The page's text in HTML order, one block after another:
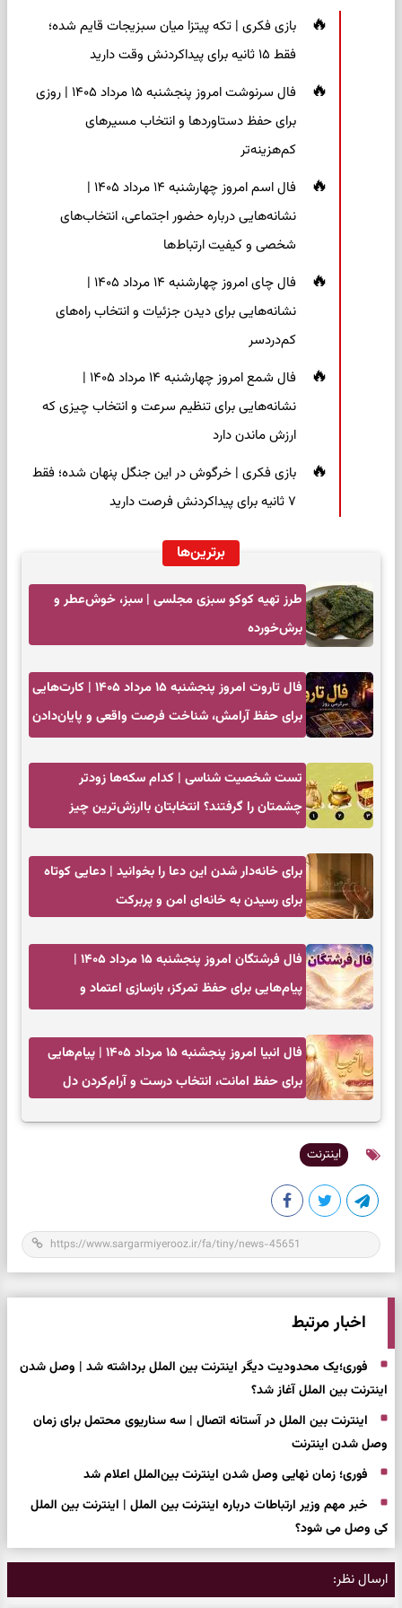
بازی فکری | تکه پیتزا میان سبزیجات قایم شده؛
فقط ۱۵ ثانیه برای پیداکردنش وقت دارید
فال سرنوشت امروز پنجشنبه ۱۵ مرداد ۱۴۰۵ | روزی
برای حفظ دستاوردها و انتخاب مسیرهای
کم‌هزینه‌تر
فال اسم امروز چهارشنبه ۱۴ مرداد ۱۴۰۵ |
نشانه‌هایی درباره حضور اجتماعی، انتخاب‌های
شخصی و کیفیت ارتباط‌ها
فال چای امروز چهارشنبه ۱۴ مرداد ۱۴۰۵ |
نشانه‌هایی برای دیدن جزئیات و انتخاب راه‌های
کم‌دردسر
فال شمع امروز چهارشنبه ۱۴ مرداد ۱۴۰۵ |
نشانه‌هایی برای تنظیم سرعت و انتخاب چیزی که
ارزش ماندن دارد
بازی فکری | خرگوش در این جنگل پنهان شده؛ فقط
۷ ثانیه برای پیداکردنش فرصت دارید
برترین‌ها
طرز تهیه کوکو سبزی مجلسی | سبز، خوش‌عطر و
برش‌خورده
فال تاروت امروز پنجشنبه ۱۵ مرداد ۱۴۰۵ | کارت‌هایی
برای حفظ آرامش، شناخت فرصت واقعی و پایان‌دادن
تست شخصیت شناسی | کدام سکه‌ها زودتر
چشمتان را گرفتند؟ انتخابتان باارزش‌ترین چیز
برای خانه‌دار شدن این دعا را بخوانید | دعایی کوتاه
برای رسیدن به خانه‌ای امن و پربرکت
فال فرشتگان امروز پنجشنبه ۱۵ مرداد ۱۴۰۵ |
پیام‌هایی برای حفظ تمرکز، بازسازی اعتماد و
فال انبیا امروز پنجشنبه ۱۵ مرداد ۱۴۰۵ | پیام‌هایی
برای حفظ امانت، انتخاب درست و آرام‌کردن دل
اینترنت
اخبار مرتبط
فوری؛یک محدودیت دیگر اینترنت بین الملل برداشته شد | وصل شدن
اینترنت بین الملل آغاز شد؟
اینترنت بین الملل در آستانه اتصال | سه سناریوی محتمل برای زمان
وصل شدن اینترنت
فوری؛ زمان نهایی وصل شدن اینترنت بین‌الملل اعلام شد
خبر مهم وزیر ارتباطات درباره اینترنت بین الملل | اینترنت بین الملل
کی وصل می شود؟
ارسال نظر: